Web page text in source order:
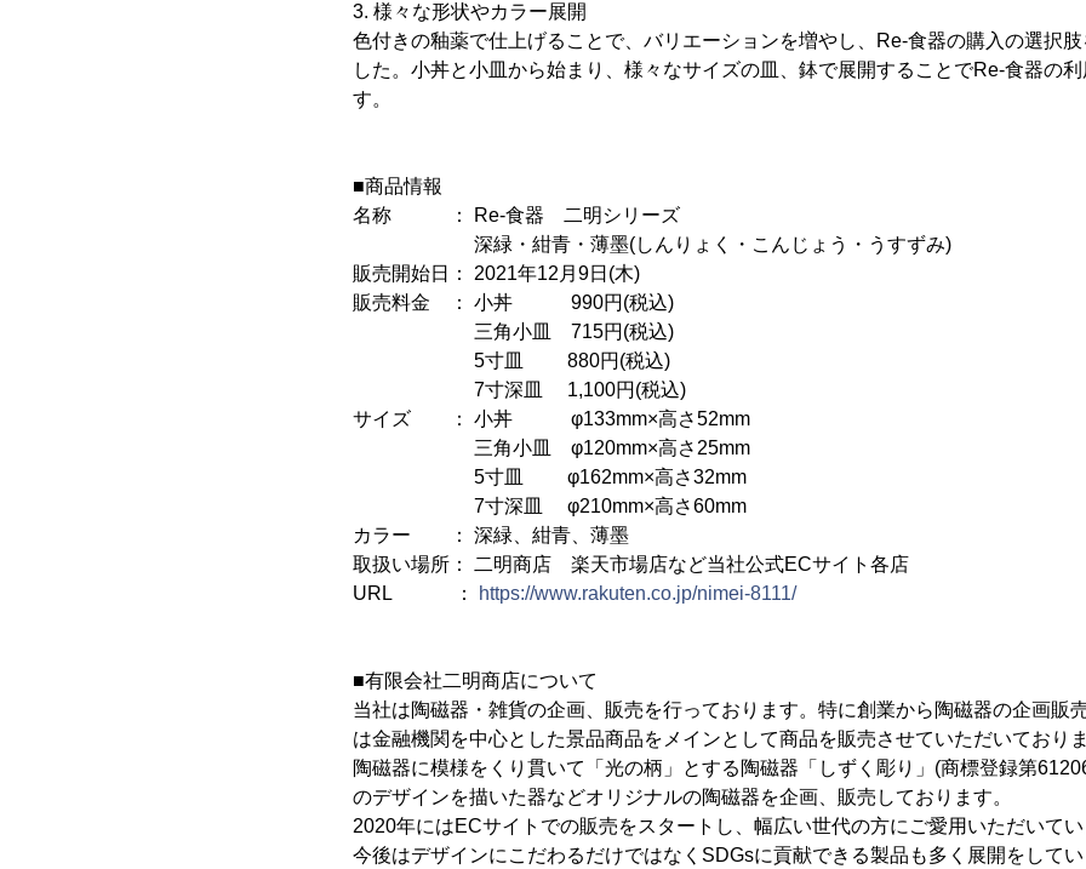
3. 様々な形状やカラー展開
色付きの釉薬で仕上げることで、バリエーションを増やし、Re-食器の購入の選択
した。小丼と小皿から始まり、様々なサイズの皿、鉢で展開することでRe-食器の
す。
■商品情報
名称 ： Re-食器 二明シリーズ
深緑・紺青・薄墨(しんりょく・こんじょう・うすずみ)
販売開始日： 2021年12月9日(木)
販売料金 ： 小丼 990円(税込)
三角小皿 715円(税込)
5寸皿 880円(税込)
7寸深皿 1,100円(税込)
サイズ ： 小丼 φ133mm×高さ52mm
三角小皿 φ120mm×高さ25mm
5寸皿 φ162mm×高さ32mm
7寸深皿 φ210mm×高さ60mm
カラー ： 深緑、紺青、薄墨
取扱い場所： 二明商店 楽天市場店など当社公式ECサイト各店
URL ：
https://www.rakuten.co.jp/nimei-8111/
■有限会社二明商店について
当社は陶磁器・雑貨の企画、販売を行っております。特に創業から陶磁器の企画販
は金融機関を中心とした景品商品をメインとして商品を販売させていただいておりま
陶磁器に模様をくり貫いて「光の柄」とする陶磁器「しずく彫り」(商標登録第
のデザインを描いた器などオリジナルの陶磁器を企画、販売しております。
2020年にはECサイトでの販売をスタートし、幅広い世代の方にご愛用いただいてい
今後はデザインにこだわるだけではなくSDGsに貢献できる製品も多く展開をしてい